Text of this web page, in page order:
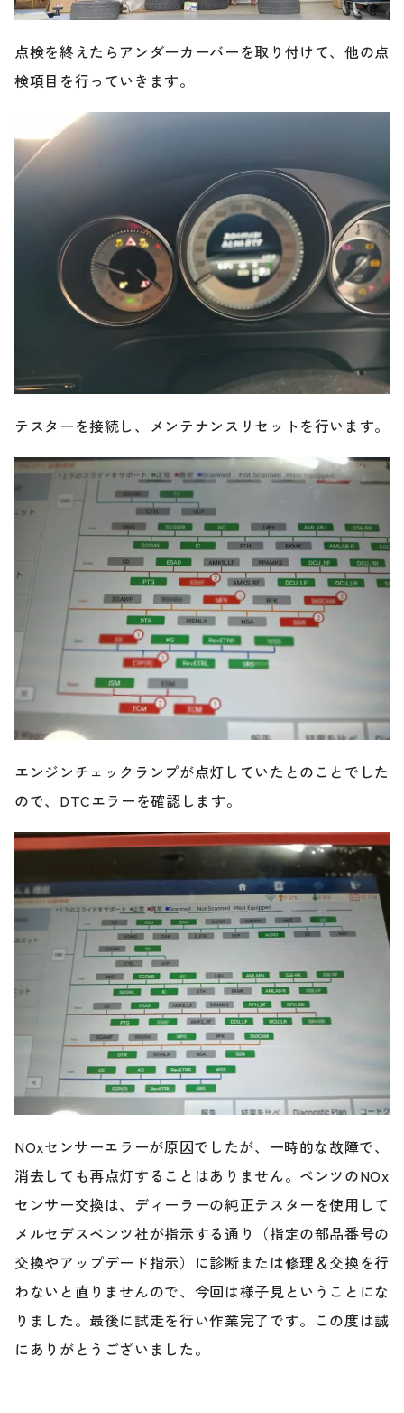
点検を終えたらアンダーカーバーを取り付けて、他の点
検項目を行っていきます。
テスターを接続し、メンテナンスリセットを行います。
エンジンチェックランプが点灯していたとのことでした
ので、DTCエラーを確認します。
NOxセンサーエラーが原因でしたが、一時的な故障で、
消去しても再点灯することはありません。ベンツのNOx
センサー交換は、ディーラーの純正テスターを使用して
メルセデスベンツ社が指示する通り（指定の部品番号の
交換やアップデード指示）に診断または修理＆交換を行
わないと直りませんので、今回は様子見ということにな
りました。最後に試走を行い作業完了です。この度は誠
にありがとうございました。